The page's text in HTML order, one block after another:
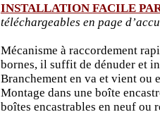
INSTALLATION FACILE
téléchargeables en page
Mécanisme à raccordement
bornes, il suffit de dénuder et
Branchement en va et vient ou
Montage dans une boîte
boîtes encastrables en neuf ou